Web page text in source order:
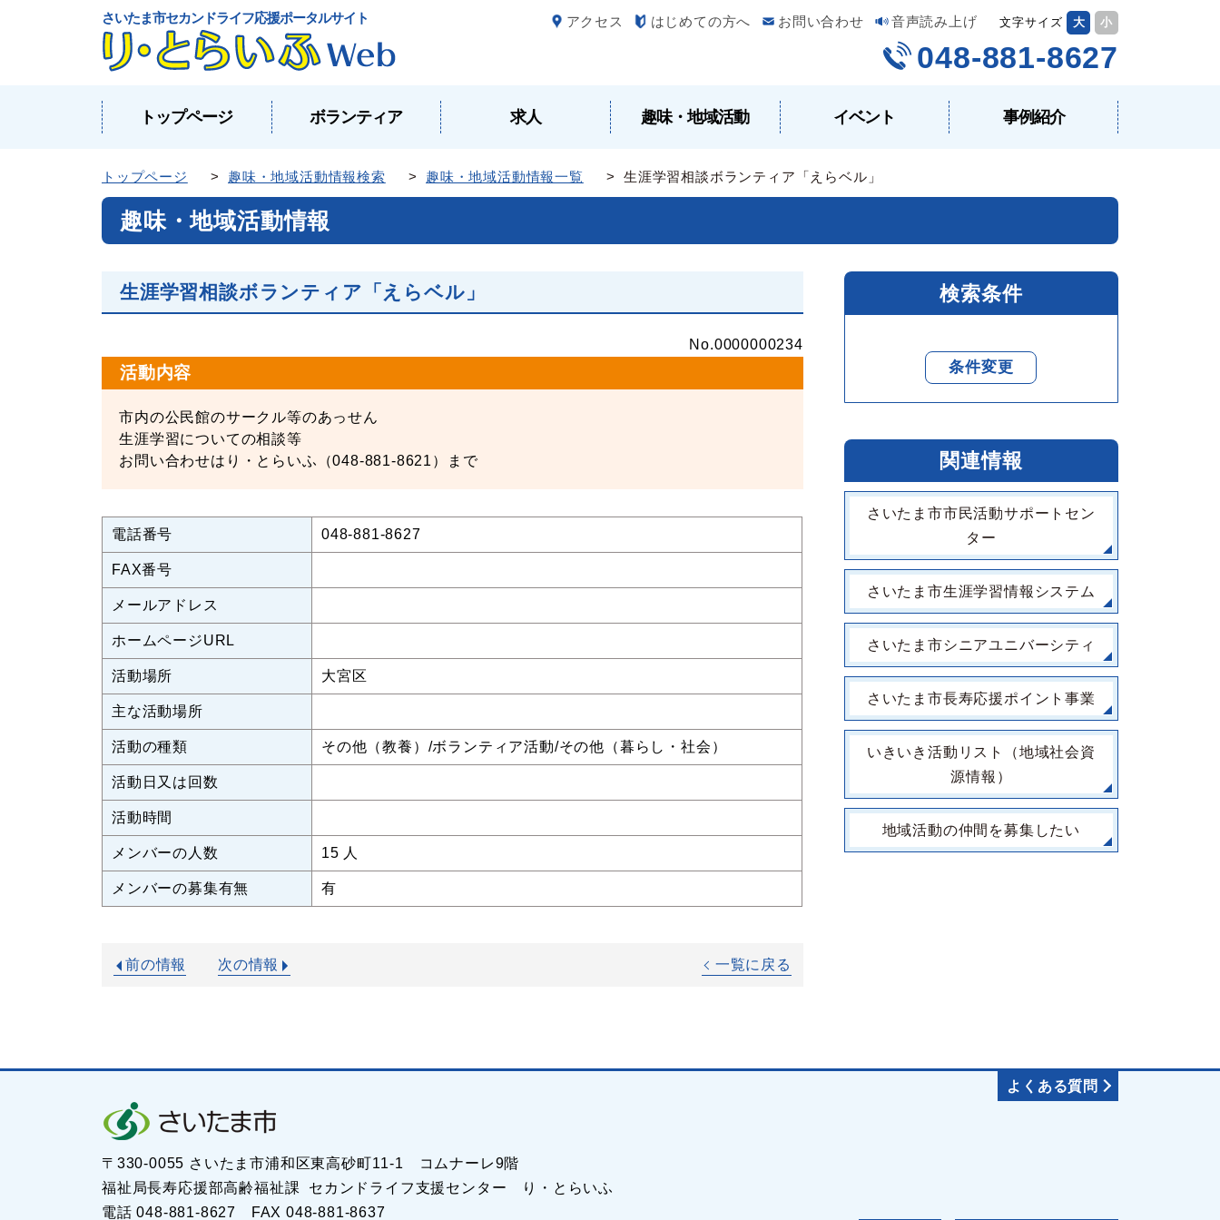
さいたま市セカンドライフ応援ポータルサイト アクセス はじめての方へ お問い合わせ 音声読み上げ 文字サイズ 大 小
048-881-8627
トップページ ボランティア 求人 趣味・地域活動 イベント 事例紹介
トップページ > 趣味・地域活動情報検索 > 趣味・地域活動情報一覧 > 生涯学習相談ボランティア「えらベル」
趣味・地域活動情報
生涯学習相談ボランティア「えらベル」
No.0000000234
活動内容
市内の公民館のサークル等のあっせん
生涯学習についての相談等
お問い合わせはり・とらいふ（048-881-8621）まで
電話番号 048-881-8627
FAX番号
メールアドレス
ホームページURL
活動場所 大宮区
主な活動場所
活動の種類 その他（教養）/ボランティア活動/その他（暮らし・社会）
活動日又は回数
活動時間
メンバーの人数 15 人
メンバーの募集有無 有
前の情報 次の情報 一覧に戻る
検索条件
条件変更
関連情報
さいたま市市民活動サポートセン
ター
さいたま市生涯学習情報システム
さいたま市シニアユニバーシティ
さいたま市長寿応援ポイント事業
いきいき活動リスト（地域社会資
源情報）
地域活動の仲間を募集したい
よくある質問
〒330-0055 さいたま市浦和区東高砂町11-1 コムナーレ9階
福祉局長寿応援部高齢福祉課 セカンドライフ支援センター り・とらいふ
電話 048-881-8627 FAX 048-881-8637